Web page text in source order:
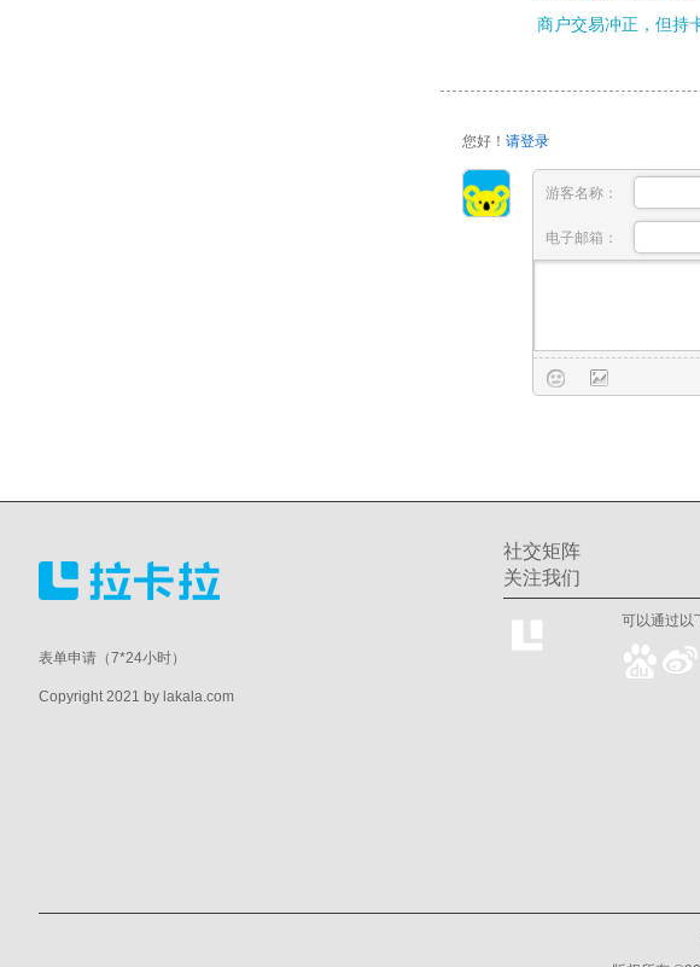
商户交易冲正，但持
您好！请登录
游客名称：
电子邮箱：
表单申请（7*24小时）
Copyright 2021 by lakala.com
社交矩阵
关注我们
可以通过以